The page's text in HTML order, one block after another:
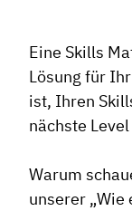
Eine Skills
Lösung für
ist, Ihren
nächste
Warum
unserer „Wie